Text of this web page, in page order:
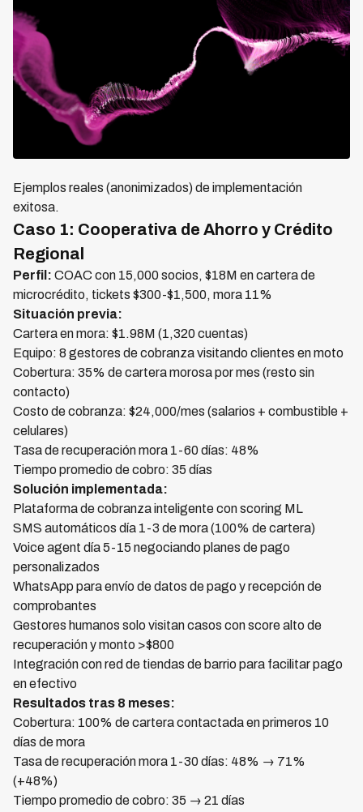
Ejemplos reales (anonimizados) de implementación
exitosa.
Caso 1: Cooperativa de Ahorro y Crédito
Regional
Perfil: COAC con 15,000 socios, $18M en cartera de
microcrédito, tickets $300-$1,500, mora 11%
Situación previa:
Cartera en mora: $1.98M (1,320 cuentas)
Equipo: 8 gestores de cobranza visitando clientes en moto
Cobertura: 35% de cartera morosa por mes (resto sin
contacto)
Costo de cobranza: $24,000/mes (salarios + combustible +
celulares)
Tasa de recuperación mora 1-60 días: 48%
Tiempo promedio de cobro: 35 días
Solución implementada:
Plataforma de cobranza inteligente con scoring ML
SMS automáticos día 1-3 de mora (100% de cartera)
Voice agent día 5-15 negociando planes de pago
personalizados
WhatsApp para envío de datos de pago y recepción de
comprobantes
Gestores humanos solo visitan casos con score alto de
recuperación y monto >$800
Integración con red de tiendas de barrio para facilitar pago
en efectivo
Resultados tras 8 meses:
Cobertura: 100% de cartera contactada en primeros 10
días de mora
Tasa de recuperación mora 1-30 días: 48% → 71%
(+48%)
Tiempo promedio de cobro: 35 → 21 días